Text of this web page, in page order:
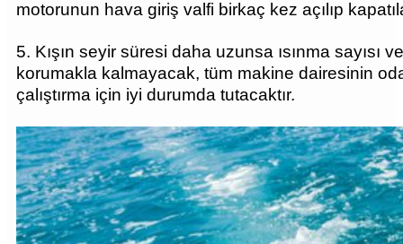
motorunun hava giriş valfi birkaç kez açılıp
5. Kışın seyir süresi daha uzunsa ısınma sayısı
korumakla kalmayacak, tüm makine dairesinin oda
çalıştırma için iyi durumda tutacaktır.